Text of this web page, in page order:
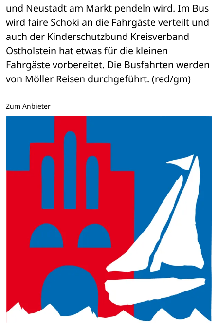
und Neustadt am Markt pendeln wird. Im Bus
wird faire Schoki an die Fahrgäste verteilt und
auch der Kinderschutzbund Kreisverband
Ostholstein hat etwas für die kleinen
Fahrgäste vorbereitet. Die Busfahrten werden
von Möller Reisen durchgeführt. (red/gm)
Zum Anbieter